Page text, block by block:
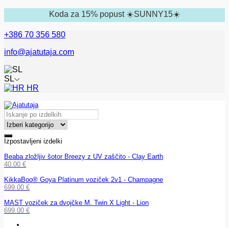
Koda za 15% popust ☀️SUNNY15☀️
+386 70 356 580
info@ajatutaja.com
SL
HR
Izpostavljeni izdelki
Beaba zložljiv šotor Breezy z UV zaščito - Clay Earth
40.00 €
KikkaBoo® Goya Platinum voziček 2v1 - Champagne
699.00 €
MAST voziček za dvojčke M. Twin X Light - Lion
699.00 €